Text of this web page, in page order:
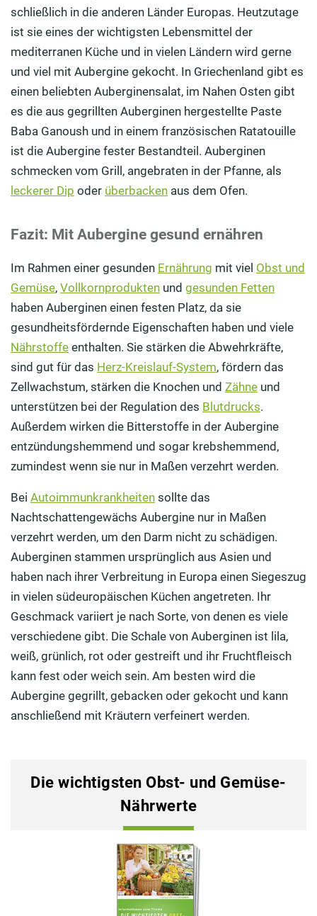
schließlich in die anderen Länder Europas. Heutzutage
ist sie eines der wichtigsten Lebensmittel der
mediterranen Küche und in vielen Ländern wird gerne
und viel mit Aubergine gekocht. In Griechenland gibt es
einen beliebten Auberginensalat, im Nahen Osten gibt
es die aus gegrillten Auberginen hergestellte Paste
Baba Ganoush und in einem französischen Ratatouille
ist die Aubergine fester Bestandteil. Auberginen
schmecken vom Grill, angebraten in der Pfanne, als
leckerer Dip oder überbacken aus dem Ofen.
Fazit: Mit Aubergine gesund ernähren
Im Rahmen einer gesunden Ernährung mit viel Obst und
Gemüse, Vollkornprodukten und gesunden Fetten
haben Auberginen einen festen Platz, da sie
gesundheitsfördernde Eigenschaften haben und viele
Nährstoffe enthalten. Sie stärken die Abwehrkräfte,
sind gut für das Herz-Kreislauf-System, fördern das
Zellwachstum, stärken die Knochen und Zähne und
unterstützen bei der Regulation des Blutdrucks.
Außerdem wirken die Bitterstoffe in der Aubergine
entzündungshemmend und sogar krebshemmend,
zumindest wenn sie nur in Maßen verzehrt werden.
Bei Autoimmunkrankheiten sollte das
Nachtschattengewächs Aubergine nur in Maßen
verzehrt werden, um den Darm nicht zu schädigen.
Auberginen stammen ursprünglich aus Asien und
haben nach ihrer Verbreitung in Europa einen Siegeszug
in vielen südeuropäischen Küchen angetreten. Ihr
Geschmack variiert je nach Sorte, von denen es viele
verschiedene gibt. Die Schale von Auberginen ist lila,
weiß, grünlich, rot oder gestreift und ihr Fruchtfleisch
kann fest oder weich sein. Am besten wird die
Aubergine gegrillt, gebacken oder gekocht und kann
anschließend mit Kräutern verfeinert werden.